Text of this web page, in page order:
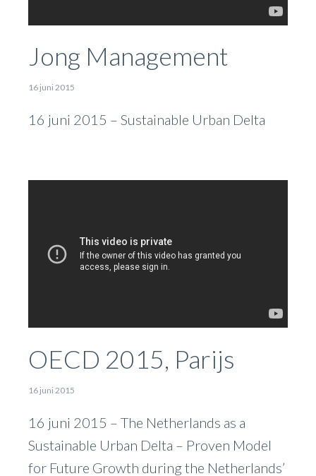
Jong Management
16 juni 2015
16 juni 2015 – Sustainable Urban Delta
OECD 2015, Parijs
16 juni 2015
16 juni 2015 – The Netherlands as a
Sustainable Urban Delta – Proven Model
for Future Growth during the Netherlands’